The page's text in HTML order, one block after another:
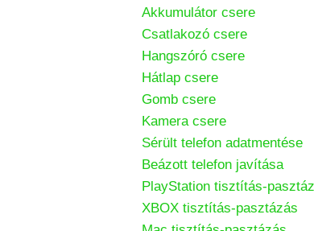
Akkumulátor csere
Csatlakozó csere
Hangszóró csere
Hátlap csere
Gomb csere
Kamera csere
Sérült telefon adatmentése
Beázott telefon javítása
PlayStation tisztítás-
XBOX tisztítás-pasztázás